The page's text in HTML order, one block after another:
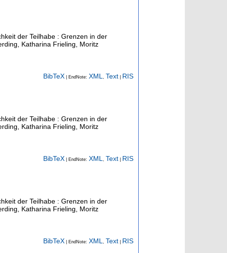
der Teilhabe : Grenzen in der
Katharina Frieling, Moritz
BibTeX | EndNote: XML , Text RIS
der Teilhabe : Grenzen in der
Katharina Frieling, Moritz
BibTeX | EndNote: XML , Text RIS
der Teilhabe : Grenzen in der
Katharina Frieling, Moritz
BibTeX | EndNote: XML , Text RIS